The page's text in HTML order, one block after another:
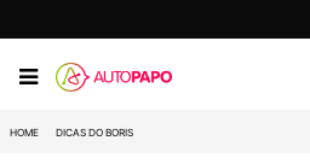
HOME DICAS DO BORIS